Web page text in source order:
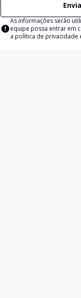
As informações serão
equipe possa entrar em
a política de privacidade